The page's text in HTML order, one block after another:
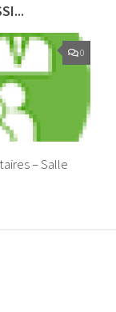
0
– Salle